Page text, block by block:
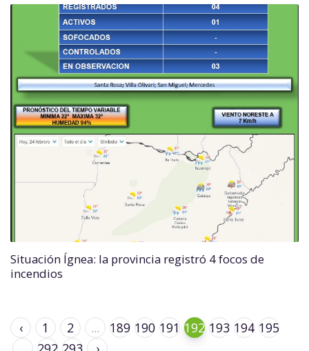
Situación Ígnea: la provincia registró 4 focos de
incendios
‹ 1 2 ... 189 190 191 192 193 194 195